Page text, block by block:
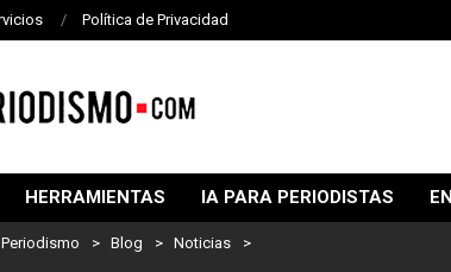
Política de Privacidad
HERRAMIENTAS IA PARA PERIODISTAS
> Blog > Noticias >
Lo mejor del